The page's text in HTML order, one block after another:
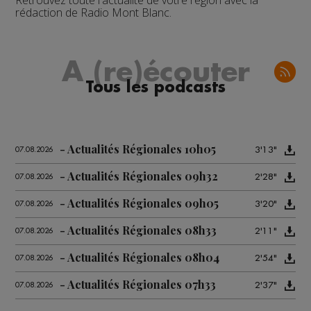
rédaction de Radio Mont Blanc.
A (re)écouter
Tous les podcasts
07.08.2026 Actualités Régionales 10h05 3'13"
07.08.2026 Actualités Régionales 09h32 2'28"
07.08.2026 Actualités Régionales 09h05 3'20"
07.08.2026 Actualités Régionales 08h33 2'11"
07.08.2026 Actualités Régionales 08h04 2'54"
07.08.2026 Actualités Régionales 07h33 2'37"